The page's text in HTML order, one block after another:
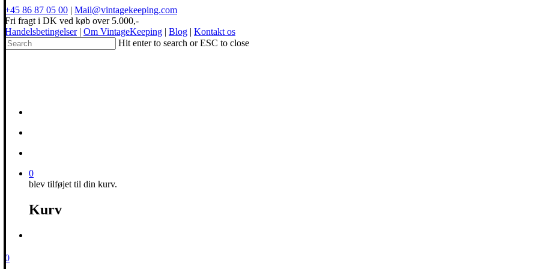
+45 86 87 05 00 | Mail@vintagekeeping.com
Fri fragt i DK ved køb over 5.000,-
Handelsbetingelser| Om VintageKeeping | Blog | Kontakt os
Hit enter to search or ESC to close
0
blev tilføjet til din kurv.
Kurv
0